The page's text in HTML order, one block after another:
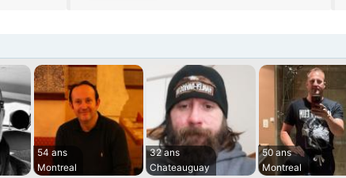
54 ans
Montreal
32 ans
Chateauguay
50 ans
Montreal